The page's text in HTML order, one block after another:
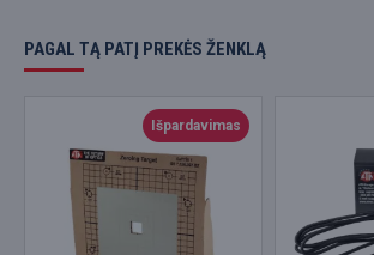
PAGAL TĄ PATĮ PREKĖS ŽENKLĄ
Išpardavimas